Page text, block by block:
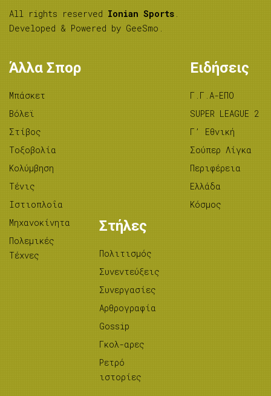
All rights reserved Ionian Sports .
Developed & Powered by GeeSmo .
Άλλα Σπορ
Μπάσκετ
Βόλεϊ
Στίβος
Tοξοβολία
Κολύμβηση
Τένις
Ιστιοπλοΐα
Μηχανοκίνητα
Πολεμικές
Τέχνες
Ειδήσεις
Γ.Γ.Α-ΕΠΟ
SUPER LEAGUE 2
Γ’ Εθνική
Σούπερ Λίγκα
Περιφέρεια
Ελλάδα
Κόσμος
Στήλες
Πολιτισμός
Συνεντεύξεις
Συνεργασίες
Αρθρογραφία
Gossip
Γκολ-αρες
Ρετρό
ιστορίες